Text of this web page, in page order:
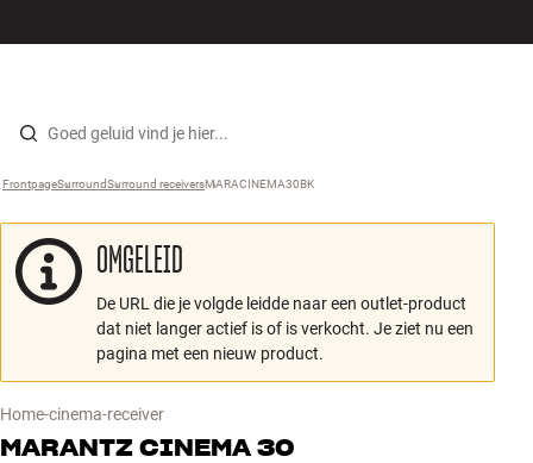
Skip to content
Luidsprekers
Koptelefoons
Surround
Tv
Systeem
Frontpage ›
Surround ›
Surround receivers ›
MARACINEMA30BK
OMGELEID
De URL die je volgde leidde naar een outlet-product
dat niet langer actief is of is verkocht. Je ziet nu een
pagina met een nieuw product.
Home-cinema-receiver
MARANTZCINEMA 30